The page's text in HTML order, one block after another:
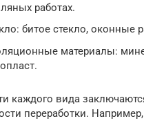
работах.
битое стекло, оконные
материалы:
каждого вида
переработки.